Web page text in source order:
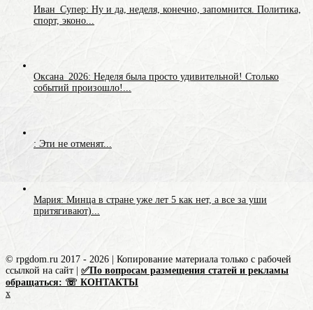
Иван_Супер: Ну и да, неделя, конечно, запомнится. Политика,
спорт, эконо...
Оксана_2026: Неделя была просто удивительной! Столько
событий произошло!...
: Эти не отменят...
Мария: Минца в стране уже лет 5 как нет, а все за уши
притягивают)...
© rpgdom.ru 2017 - 2026 | Копирование материала только с рабочей
ссылкой на сайт | ✅По вопросам размещения статей и рекламы
обращаться: ☏ КОНТАКТЫ
x